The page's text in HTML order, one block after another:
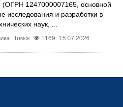
1247000007165, основной
исследования и разработки в
наук, ...
Томск 1169 15.07.2026